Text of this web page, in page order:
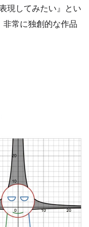
現してみたい』とい
非常に独創的な作品